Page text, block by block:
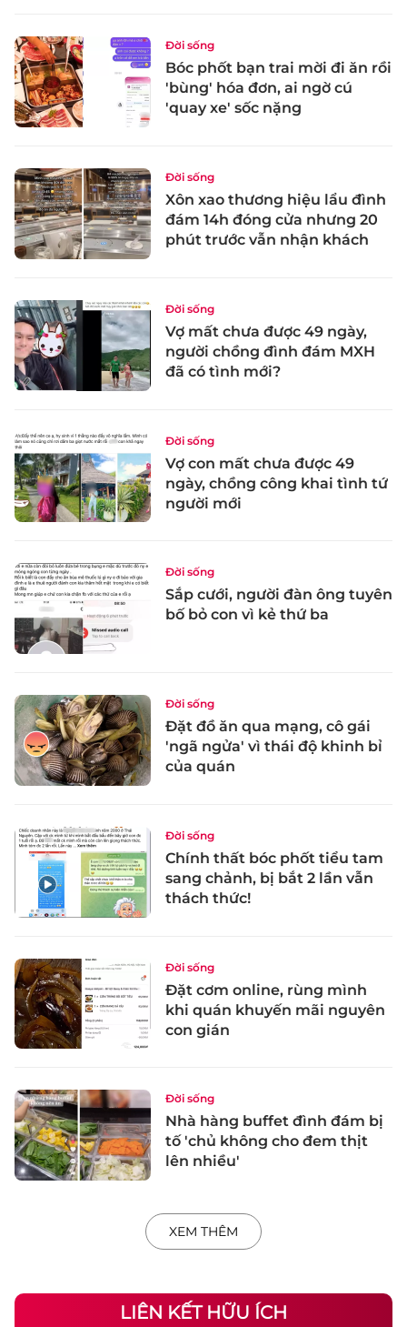
Đời sống
Bóc phốt bạn trai mời đi ăn rồi
'bùng' hóa đơn, ai ngờ cú
'quay xe' sốc nặng
Đời sống
Xôn xao thương hiệu lẩu đình
đám 14h đóng cửa nhưng 20
phút trước vẫn nhận khách
Đời sống
Vợ mất chưa được 49 ngày,
người chồng đình đám MXH
đã có tình mới?
Đời sống
Vợ con mất chưa được 49
ngày, chồng công khai tình tứ
người mới
Đời sống
Sắp cưới, người đàn ông tuyên
bố bỏ con vì kẻ thứ ba
Đời sống
Đặt đồ ăn qua mạng, cô gái
'ngã ngửa' vì thái độ khinh bỉ
của quán
Đời sống
Chính thất bóc phốt tiểu tam
sang chảnh, bị bắt 2 lần vẫn
thách thức!
Đời sống
Đặt cơm online, rùng mình
khi quán khuyến mãi nguyên
con gián
Đời sống
Nhà hàng buffet đình đám bị
tố 'chủ không cho đem thịt
lên nhiều'
XEM THÊM
LIÊN KẾT HỮU ÍCH